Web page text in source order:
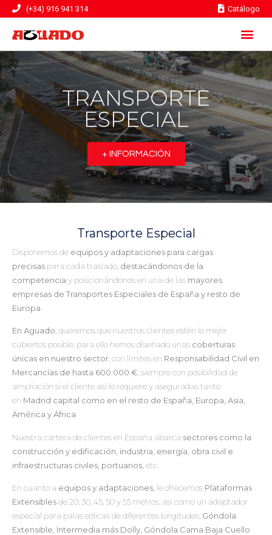
(+34) 916 941 314 Catálogo
TRANSPORTE
ESPECIAL
+ INFORMACIÓN
Transporte Especial
Disponemos de equipos y adaptaciones para cargas
precisas para cada traslado, destacándonos de la
competencia y posicionándonos en una de las mayores
empresas de Transportes Especiales de España y resto de
Europa.
En Aguado , queremos que nuestros clientes estén lo mejor
cubiertos posible, para ello hemos diseñado unas coberturas
únicas en nuestro sector , con límites en Responsabilidad Civil en
Mercancías de hasta 600.000 € , siempre con posibilidad de
ampliación si el cliente así lo requiere y aseguradas tanto
en Madrid capital como en el resto de España, Europa, Asia,
América y África.
Nuestra cartera de clientes en España abarca sectores como la
construcción y edificación, industria, energía, obra civil e
infraestructuras civiles, portuarios, etc.
En cuanto a equipos y adaptaciones, le ofrecemos Plataformas
Extensiblesde 20, 30, 45, 50 y 55 metros, asi como un adaptador
especial para palas eólicas de diferentes longitudes, Góndola
Extensible, Intermedia más Dolly, Góndola Cama Baja Cuello